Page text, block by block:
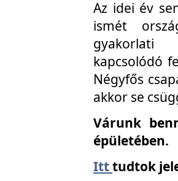
Az idei év
ismét
gyakorlati
kapcsolódó
Négyfős
akkor se
Várunk
épületében.
Itttudtok